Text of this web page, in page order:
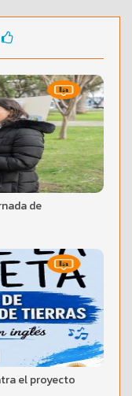
de
el proyecto